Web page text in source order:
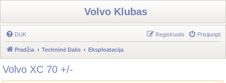
Volvo Klubas
DUK Prisijungti
Registruotis
Pradžia Techninė Dalis Eksploatacija
Volvo XC 70 +/-